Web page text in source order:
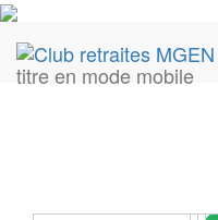
titre en mode mobile